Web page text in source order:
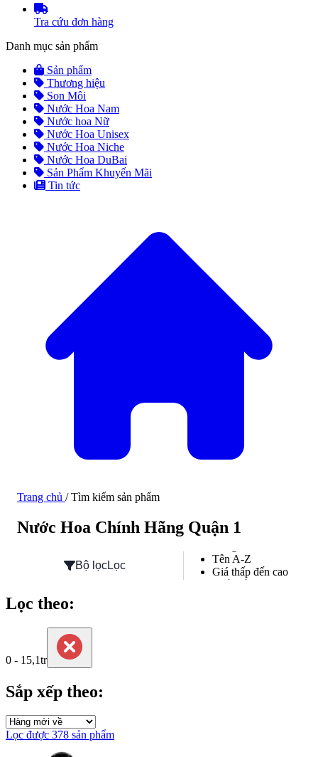
Tra cứu đơn hàng
Danh mục sản phẩm
Sản phẩm
Thương hiệu
Son Môi
Nước Hoa Nam
Nước hoa Nữ
Nước Hoa Unisex
Nước Hoa Niche
Nước Hoa DuBai
Sản Phẩm Khuyến Mãi
Tin tức
Trang chủ / Tìm kiếm sản phẩm
Nước Hoa Chính Hãng Quận 1
Bộ lọcLọc
Hàng mới về
Tên A-Z
Giá thấp đến cao
Lọc theo:
0 - 15,1tr
Sắp xếp theo:
Lọc được 378 sản phẩm